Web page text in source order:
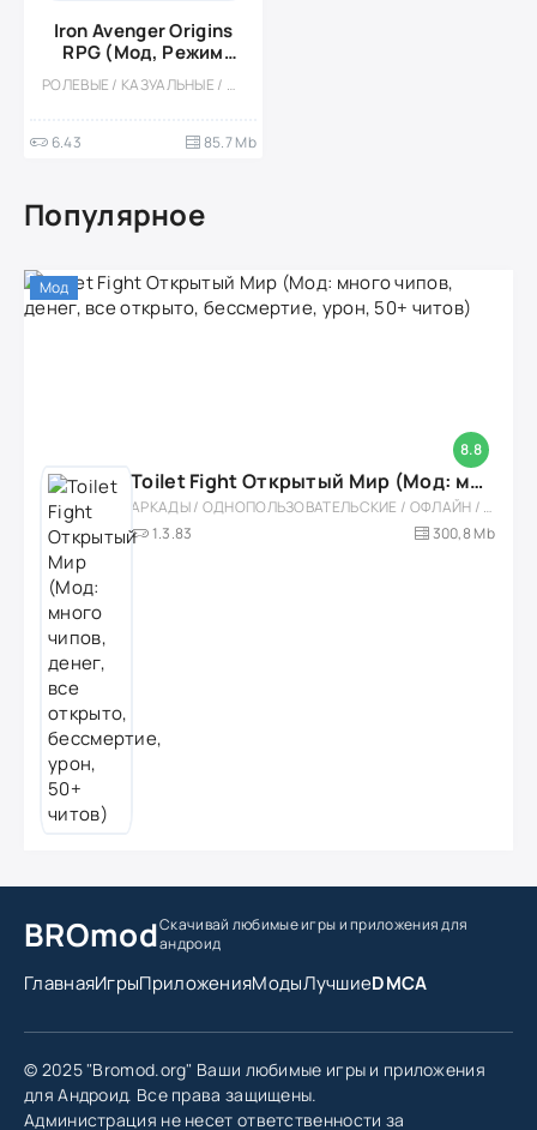
Iron Avenger Origins
RPG (Мод, Режим
бога)
РОЛЕВЫЕ / КАЗУАЛЬНЫЕ / ОДНОПОЛЬЗОВАТЕЛЬСКИЕ / СТИЛИЗАЦИЯ / ОФЛАЙН / МОД / ВСТРОЕННЫЙ КЕШ / СУПЕРГЕРОИ / ЭКШЕНЫ / ОТКРЫТЫЙ МИР / РОБОТЫ / БОССЫ / НАУЧНАЯ ФАНТАСТИКА
6.43 85.7 Mb
Популярное
8.8
Мод
Toilet Fight Открытый Мир (Мод: много чипов, денег, все открыто, бессмертие, урон, 50+ читов)
АРКАДЫ / ОДНОПОЛЬЗОВАТЕЛЬСКИЕ / ОФЛАЙН / МОД / РОЛЕВЫЕ / ШУТЕРЫ / ОТКРЫТЫЙ МИР / ВСТРОЕННЫЙ КЕШ / 3D / ЭКШЕНЫ / ТУАЛЕТНЫЕ ВОЙНЫ / ДЛЯ ДЕТЕЙ
1.3.83
300,8 Mb
BROmodСкачивай любимые игрыи приложения для
андроид
ГлавнаяИгрыПриложенияМодыЛучшиеDMCA
© 2025 "Bromod.org" Ваши любимые игры и приложения
для Андроид. Все права защищены.
Администрация не несет ответственности за